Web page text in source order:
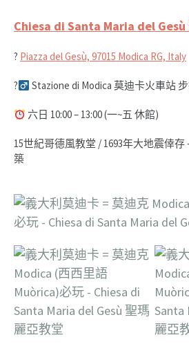
Chiesa di Santa Maria del
? Piazza del Gesù, 97015 Modica RG, Italy
?‍ Stazione di Modica 莫迪卡火車站
六日 10:00 – 13:00 (一~五 休館)
15世紀哥德風教堂 / 1693年大地震倖
築